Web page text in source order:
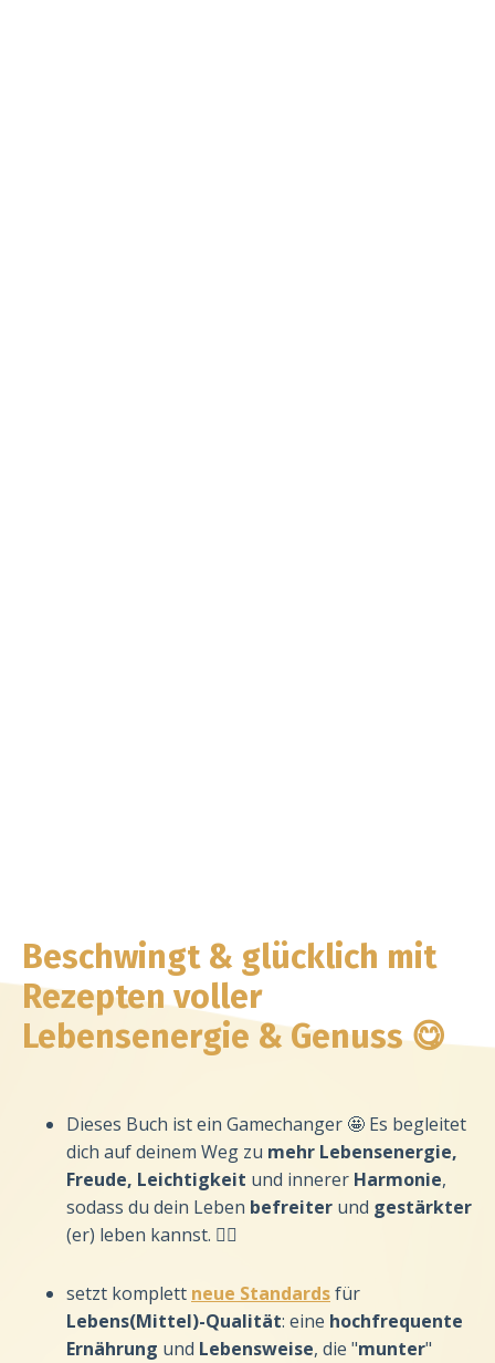
Beschwingt & glücklich mit
Rezepten voller
Lebensenergie & Genuss 😋
Dieses Buch ist ein Gamechanger 🤩 Es begleitet
dich auf deinem Weg zu mehr Lebensenergie,
Freude, Leichtigkeit und innerer Harmonie,
sodass du dein Leben befreiter und gestärkter
(er) leben kannst. 🧘‍♀️
setzt komplett neue Standardsfür
Lebens(Mittel)-Qualität: eine hochfrequente
Ernährung und Lebensweise, die "munter"